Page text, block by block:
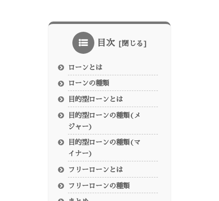
目次
ローンとは
ローンの種類
目的型ローンとは
目的型ローンの種類(メ
ジャー)
目的型ローンの種類(マ
イナー)
フリーローンとは
フリーローンの種類